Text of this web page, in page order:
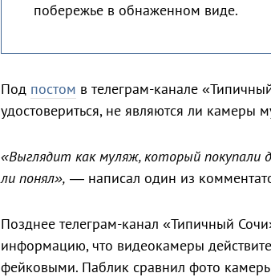
побережье в обнаженном виде.
Под постом в телеграм-канале
удостовериться, не являются ли камеры
«Выглядит как муляж, который покупали
ли понял», — написал один из
Позднее телеграм-канал «Типичный
информацию, что видеокамеры
фейковыми. Паблик сравнил фото